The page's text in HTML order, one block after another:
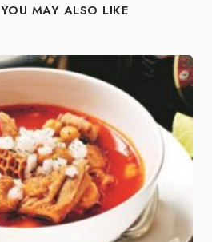
YOU MAY ALSO LIKE